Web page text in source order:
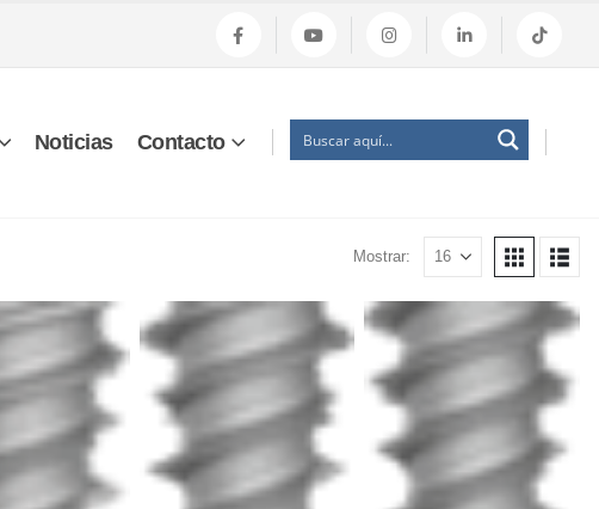
Noticias Contacto
Mostrar: